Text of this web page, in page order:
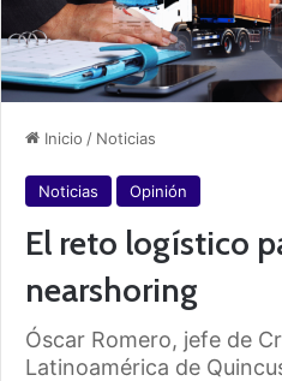
Inicio / Noticias
Noticias Opinión
El reto logístico
nearshoring
Óscar Romero, jefe de
Latinoamérica de